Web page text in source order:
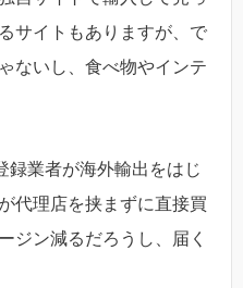
サイトもありますが、で
ないし、食べ物やインテ
録業者が海外輸出をはじ
代理店を挟まずに直接買
ジン減るだろうし、届く